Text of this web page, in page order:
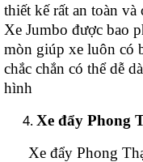
thiết kế rất an toàn và
Xe Jumbo được bao
mòn giúp xe luôn có
chắc chắn có thể dễ
hình
Xe đẩy Phong
Xe đẩy Phong